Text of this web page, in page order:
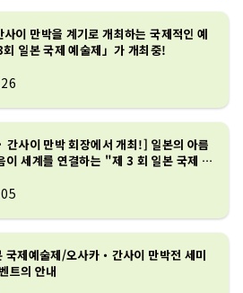
이 만박을 계기로 개최하는 국제적인 예
일본 국제 예술제」가 개최중!
간사이 만박 회장에서 개최!] 일본의 아름
이 세계를 연결하는 "제 3 회 일본 국제 예
국제예술제/오사카・간사이 만박전 세미
트의 안내